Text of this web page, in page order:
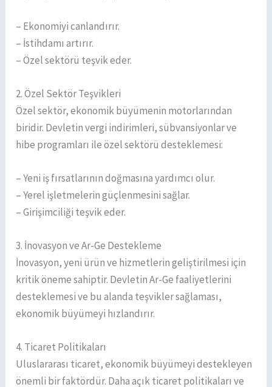
– Ekonomiyi canlandırır.
– İstihdamı artırır.
– Özel sektörü teşvik eder.
2. Özel Sektör Teşvikleri
Özel sektör, ekonomik büyümenin motorlarından
biridir. Devletin vergi indirimleri, sübvansiyonlar ve
hibe programları ile özel sektörü desteklemesi:
– Yeni iş fırsatlarının doğmasına yardımcı olur.
– Yerel işletmelerin güçlenmesini sağlar.
– Girişimciliği teşvik eder.
3. İnovasyon ve Ar-Ge Destekleme
İnovasyon, yeni ürün ve hizmetlerin geliştirilmesi için
kritik öneme sahiptir. Devletin Ar-Ge faaliyetlerini
desteklemesi ve bu alanda teşvikler sağlaması,
ekonomik büyümeyi hızlandırır.
4. Ticaret Politikaları
Uluslararası ticaret, ekonomik büyümeyi destekleyen
önemli bir faktördür. Daha açık ticaret politikaları ve